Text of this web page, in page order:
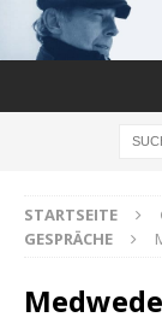
STARTSEITE
GESPRÄCHE